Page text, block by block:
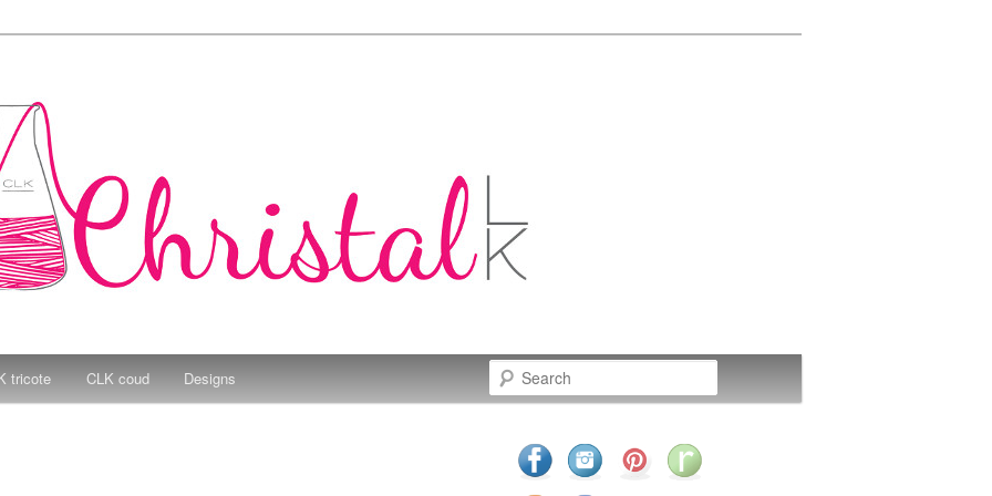
tricote CLK coud Designs